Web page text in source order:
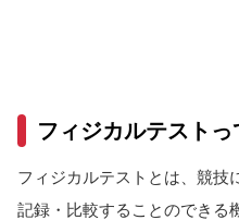
サッカー
バレーボール
バスケットボール
フィジカルテストっ
フィジカルテストとは、競技
記録・比較することのできる